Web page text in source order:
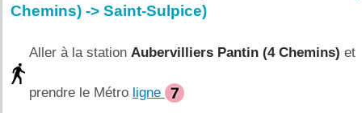
Chemins) -> Saint-Sulpice)
Aller à la station Aubervilliers Pantin (4 Chemins) et
prendre le Métro ligne